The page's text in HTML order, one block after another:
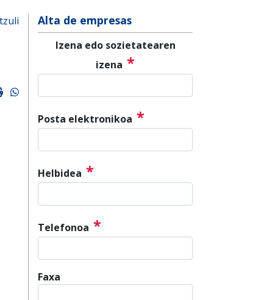
ImprimirWhatsapp
Alta de empresas
Izena edo sozietatearen
izena *
Posta elektronikoa *
Helbidea *
Telefonoa *
Faxa